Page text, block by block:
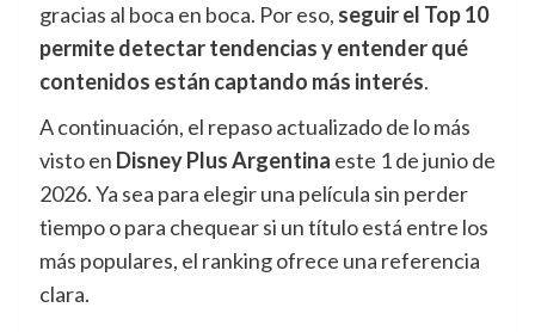
gracias al boca en boca. Por eso, seguir el Top 10
permite detectar tendencias y entender qué
contenidos están captando más interés.
A continuación, el repaso actualizado de lo más
visto en Disney Plus Argentina este 1 de junio de
2026. Ya sea para elegir una película sin perder
tiempo o para chequear si un título está entre los
más populares, el ranking ofrece una referencia
clara.